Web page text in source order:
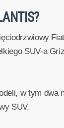
SUV-a
w tym
SUV.